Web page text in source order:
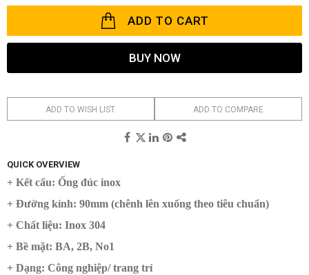
ADD TO CART
BUY NOW
ADD TO WISH LIST ADD TO COMPARE
QUICK OVERVIEW
+ Kết cấu: Ống đúc inox
+ Đường kính: 90mm (chênh lên xuống theo tiêu chuẩn)
+ Chất liệu: Inox 304
+ Bề mặt: BA, 2B, No1
+ Dạng: Công nghiệp/ trang trí